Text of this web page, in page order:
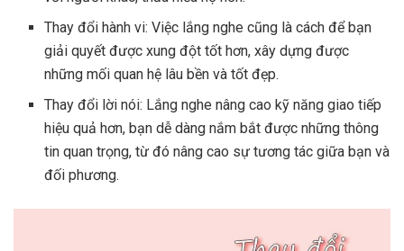
Thay đổi hành vi: Việc lắng nghe cũng là cách để bạn
giải quyết được xung đột tốt hơn, xây dựng được
những mối quan hệ lâu bền và tốt đẹp.
Thay đổi lời nói: Lắng nghe nâng cao kỹ năng giao tiếp
hiệu quả hơn, bạn dễ dàng nắm bắt được những thông
tin quan trọng, từ đó nâng cao sự tương tác giữa bạn và
đối phương.